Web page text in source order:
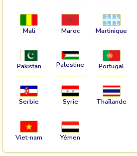
Mali Maroc Martinique
Pakistan Palestine Portugal
Serbie Syrie Thaïlande
Viet-nam Yémen